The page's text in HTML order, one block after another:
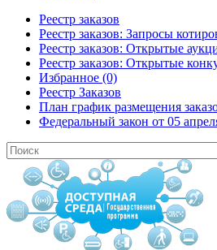
Реестр заказов
Реестр заказов: Запросы
Реестр заказов: Открытые
Реестр заказов: Открытые
Избранное (0)
Реестр Заказов
План график размещения
Федеральный закон от 05